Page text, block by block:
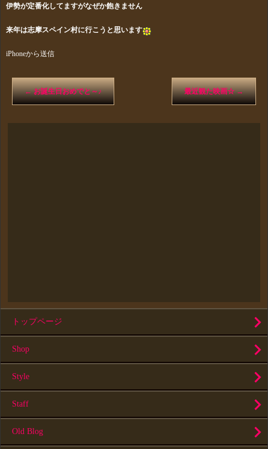
伊勢が定番化してますがなぜか飽きません
来年は志摩スペイン村に行こうと思います
iPhoneから送信
←お誕生日おめでと～♪ 最近観た映画☆→
トップページ
Shop
Style
Staff
Old Blog